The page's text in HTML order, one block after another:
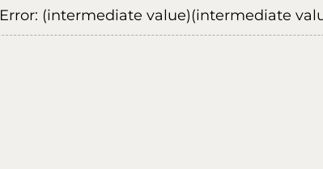
Error: (intermediate value)(intermediate